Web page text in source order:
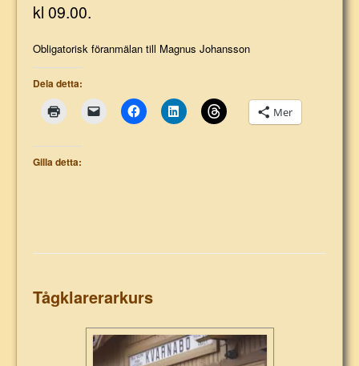
kl 09.00.
Obligatorisk föranmälan till Magnus Johansson
Dela detta:
Mer
Gilla detta:
Tågklarerarkurs